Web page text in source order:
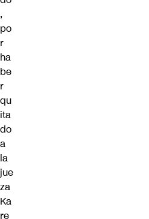
,
po
r
ha
be
r
qu
ita
do
a
la
jue
za
Ka
re